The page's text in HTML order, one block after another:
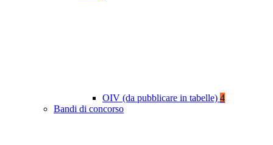
OIV (da pubblicare in tabelle) 4
Bandi di concorso